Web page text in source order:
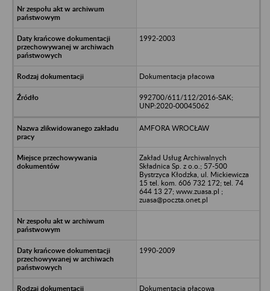
1992-2003
Dokumentacja płacowa
992700/611/112/2016-SAK;
UNP:2020-00045062
AMFORA WROCŁAW
Zakład Usług Archiwalnych
Składnica Sp. z o.o.; 57-500
Bystrzyca Kłodzka, ul. Mickiewicza
15 tel. kom. 606 732 172; tel. 74
644 13 27; www.zuasa.pl ;
zuasa@poczta.onet.pl
1990-2009
Dokumentacja płacowa